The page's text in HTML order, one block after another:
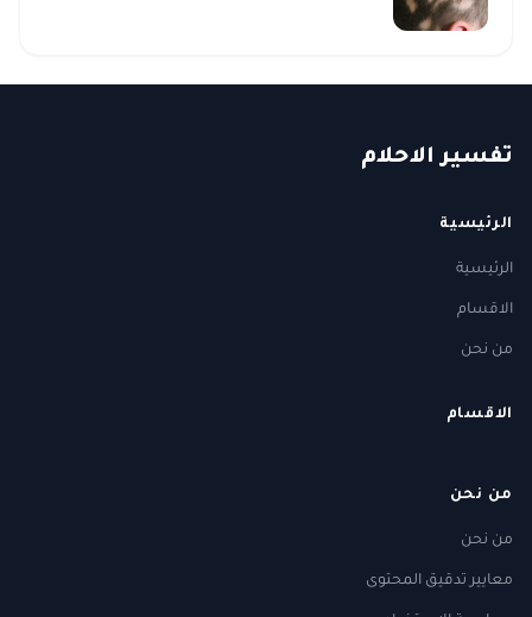
تفسير الاحلام
الرئيسية
الرئيسية
الاقسام
من نحن
الاقسام
من نحن
من نحن
معايير تدقيق المحتوى